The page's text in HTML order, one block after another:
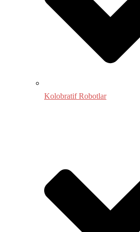
Kolobratif Robotlar